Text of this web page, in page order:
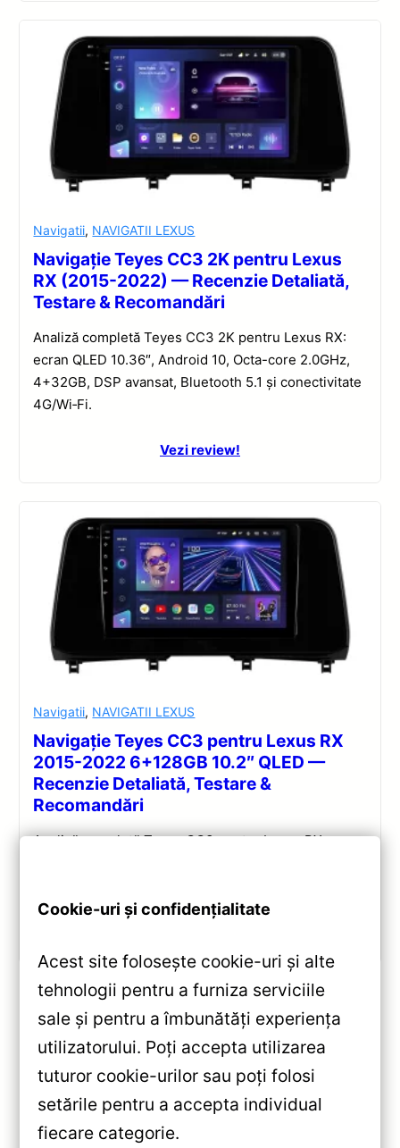
Navigatii, NAVIGATII LEXUS
Navigație Teyes CC3 2K pentru Lexus
RX (2015-2022) — Recenzie Detaliată,
Testare & Recomandări
Analiză completă Teyes CC3 2K pentru Lexus RX:
ecran QLED 10.36″, Android 10, Octa-core 2.0GHz,
4+32GB, DSP avansat, Bluetooth 5.1 și conectivitate
4G/Wi‑Fi.
Vezi review!
Navigatii, NAVIGATII LEXUS
Navigație Teyes CC3 pentru Lexus RX
2015-2022 6+128GB 10.2″ QLED —
Recenzie Detaliată, Testare &
Recomandări
Analiză completă Teyes CC3 pentru Lexus RX:
«Navigatie Auto Teyes CC3
pentru Lexus ES (2013-2018) —
9” QLED, 4+32GB, Octa-core —
Recenzie Detaliată, Testare &
Cookie-uri și confidențialitate
Acest site folosește cookie-uri și alte
tehnologii pentru a furniza serviciile
sale și pentru a îmbunătăți experiența
utilizatorului. Poți accepta utilizarea
tuturor cookie-urilor sau poți folosi
setările pentru a accepta individual
fiecare categorie.